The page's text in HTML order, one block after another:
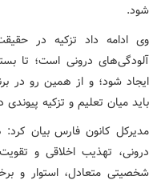
شود.
وی ادامه داد تزکیه در
آلودگی‌های درونی است؛ تا
ایجاد شود؛ و از همین رو در
باید میان تعلیم و تزکیه
مدیرکل کانون فارس بیان کرد:
درونی، تهذیب اخلاقی و
شخصیتی متعادل، استوار و